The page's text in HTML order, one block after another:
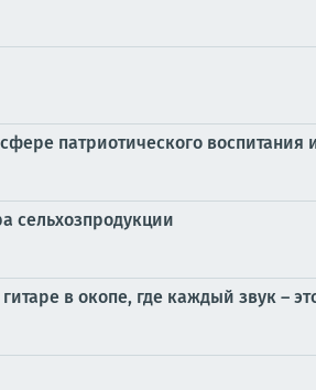
патриотического
сельхозпродукции
в окопе, где каждый звук –